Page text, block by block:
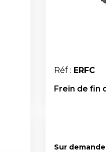
Réf : ERFC
Frein de fin
Sur demande